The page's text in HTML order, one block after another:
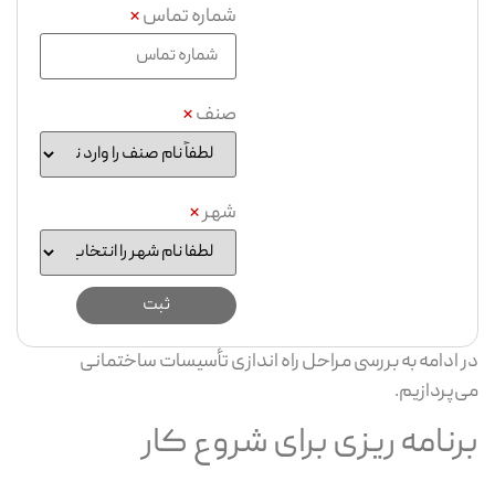
شماره تماس*
صنف*
شهر*
در ادامه به بررسی مراحل راه اندازی تأسیسات ساختمانی
می‌پردازیم.
برنامه ریزی برای شروع کار